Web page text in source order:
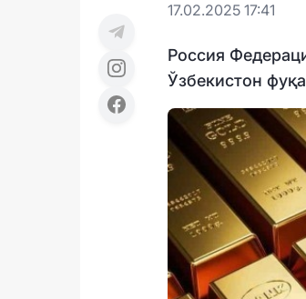
17.02.2025 17:41
Россия
Ўзбекистон